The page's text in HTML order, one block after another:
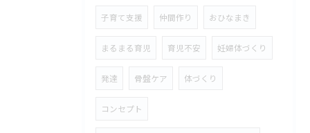
子育て支援 仲間作り おひなまき
まるまる育児 育児不安 妊婦体づくり
発達 骨盤ケア 体づくり
コンセプト